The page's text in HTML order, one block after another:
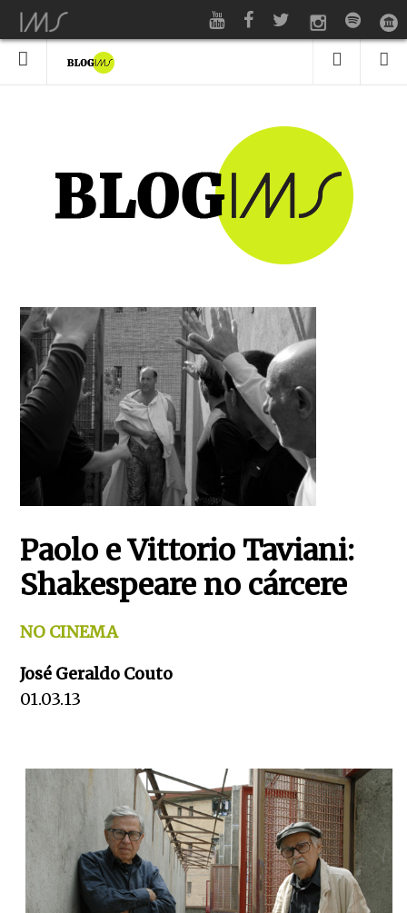
Paolo e Vittorio Taviani:
Shakespeare no cárcere
NO CINEMA
José Geraldo Couto
01.03.13